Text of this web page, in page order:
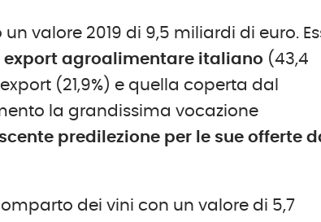
valore 2019 di 9,5 miliardi di euro.
export agroalimentare italiano (43,4
(21,9%) e quella coperta dal
la grandissima vocazione
predilezione per le sue offerte
dei vini con un valore di 5,7